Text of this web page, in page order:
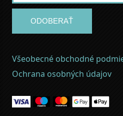
ODOBERAŤ
Všeobecné obchodné
Ochrana osobných údajov